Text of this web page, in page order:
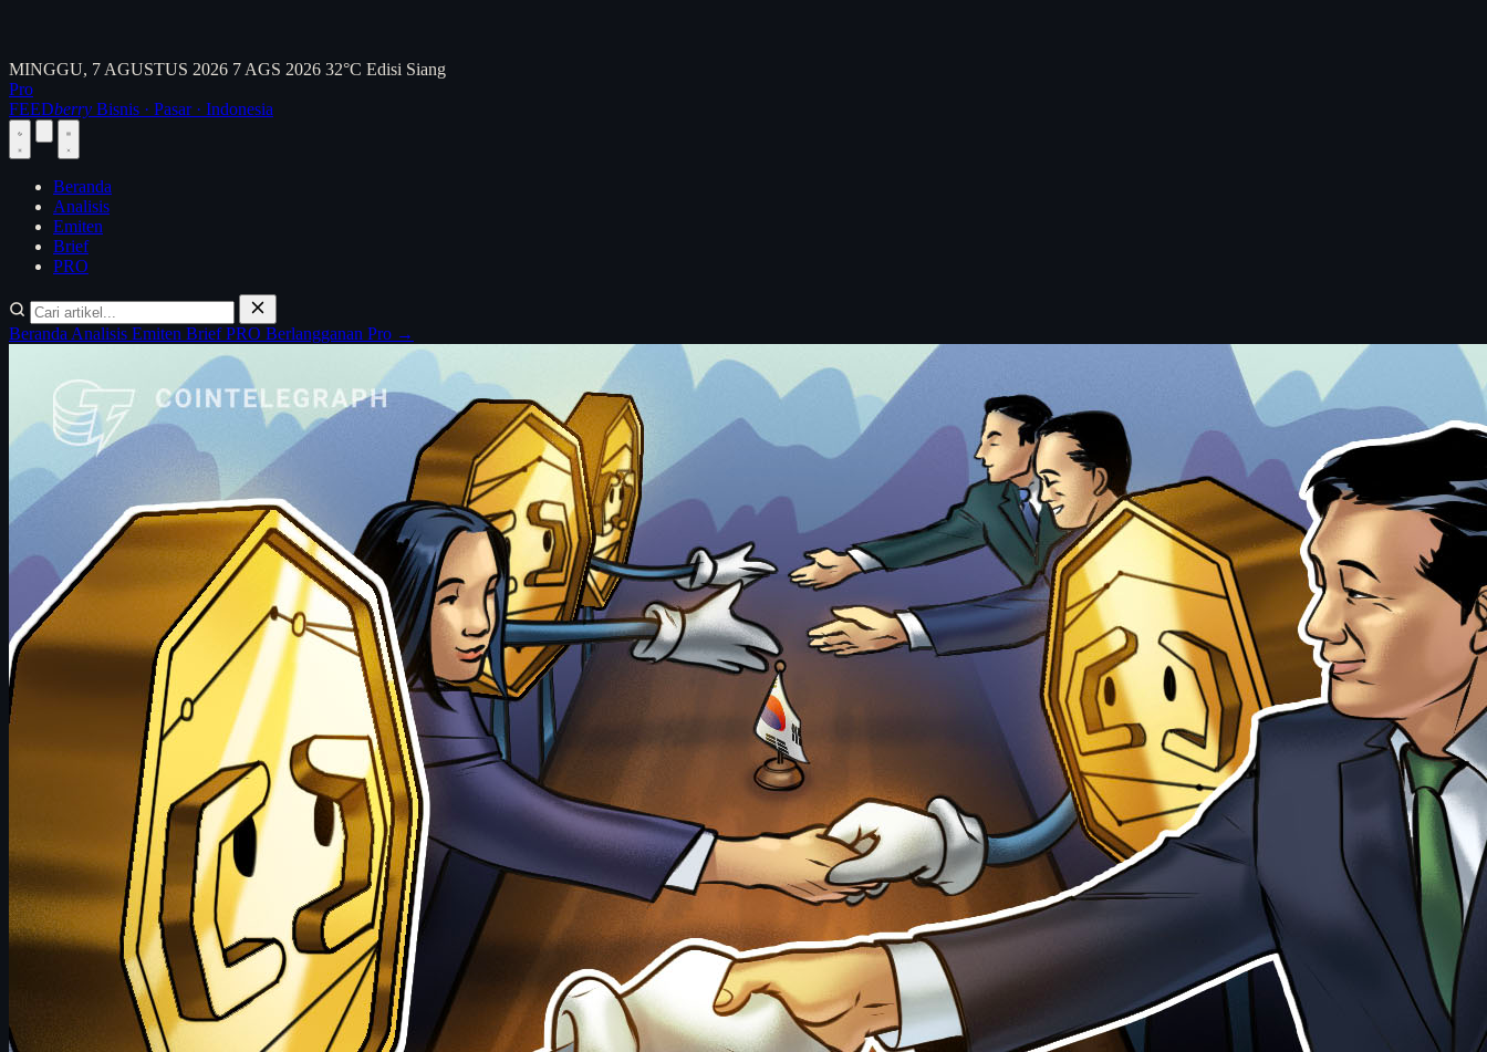
MINGGU, 7 AGUSTUS 2026 7 AGS 2026 32°C Edisi Siang
Pro
FEEDberry Bisnis · Pasar · Indonesia
Beranda
Analisis
Emiten
Brief
PRO
Beranda Analisis Emiten BriefPRO Berlangganan Pro →